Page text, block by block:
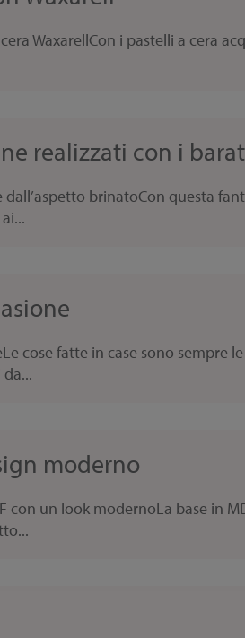
WaxarellCon i pastelli a cera
realizzati con i
brinatoCon questa
cose fatte in case sono sempre
moderno
con un look modernoLa base in